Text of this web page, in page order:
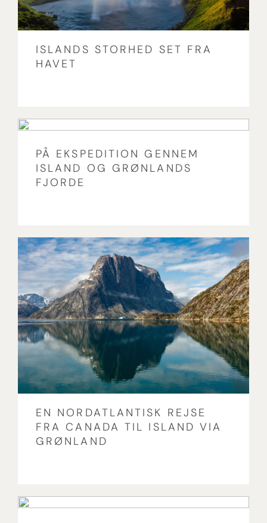
ISLANDS STORHED SET FRA
HAVET
PÅ EKSPEDITION GENNEM
ISLAND OG GRØNLANDS
FJORDE
EN NORDATLANTISK REJSE
FRA CANADA TIL ISLAND VIA
GRØNLAND